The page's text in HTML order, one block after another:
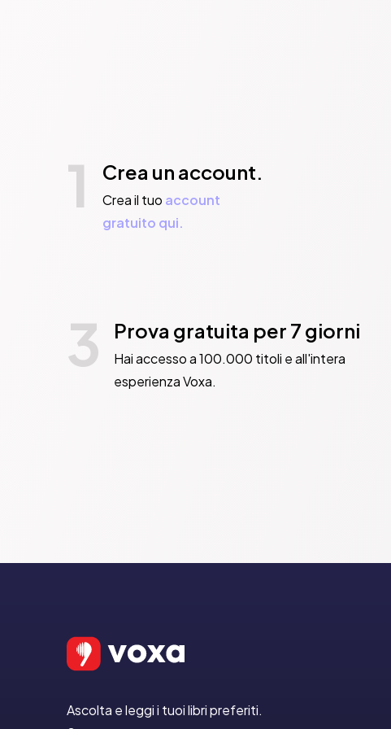
1 Crea un account.
Crea il tuo account
gratuito qui.
3 Prova gratuita per 7 giorni
Hai accesso a 100.000 titoli e all'intera
esperienza Voxa.
Ascolta e leggi i tuoi libri preferiti.